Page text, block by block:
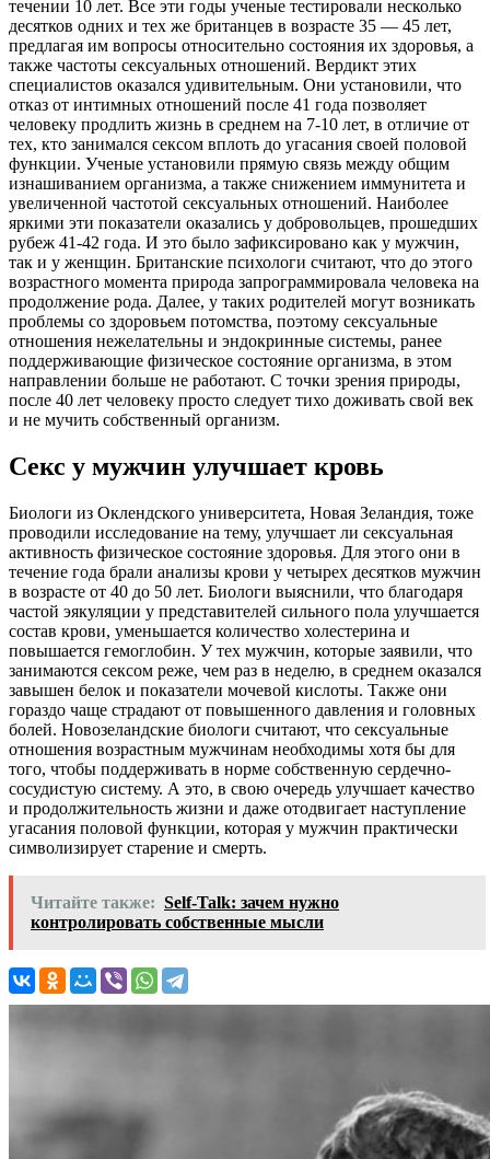
течении 10 лет. Все эти годы ученые тестировали несколько
десятков одних и тех же британцев в возрасте 35 — 45 лет,
предлагая им вопросы относительно состояния их здоровья, а
также частоты сексуальных отношений. Вердикт этих
специалистов оказался удивительным. Они установили, что
отказ от интимных отношений после 41 года позволяет
человеку продлить жизнь в среднем на 7-10 лет, в отличие от
тех, кто занимался сексом вплоть до угасания своей половой
функции. Ученые установили прямую связь между общим
изнашиванием организма, а также снижением иммунитета и
увеличенной частотой сексуальных отношений. Наиболее
яркими эти показатели оказались у добровольцев, прошедших
рубеж 41-42 года. И это было зафиксировано как у мужчин,
так и у женщин. Британские психологи считают, что до этого
возрастного момента природа запрограммировала человека на
продолжение рода. Далее, у таких родителей могут возникать
проблемы со здоровьем потомства, поэтому сексуальные
отношения нежелательны и эндокринные системы, ранее
поддерживающие физическое состояние организма, в этом
направлении больше не работают. С точки зрения природы,
после 40 лет человеку просто следует тихо доживать свой век
и не мучить собственный организм.
Секс у мужчин улучшает кровь
Биологи из Оклендского университета, Новая Зеландия, тоже
проводили исследование на тему, улучшает ли сексуальная
активность физическое состояние здоровья. Для этого они в
течение года брали анализы крови у четырех десятков мужчин
в возрасте от 40 до 50 лет. Биологи выяснили, что благодаря
частой эякуляции у представителей сильного пола улучшается
состав крови, уменьшается количество холестерина и
повышается гемоглобин. У тех мужчин, которые заявили, что
занимаются сексом реже, чем раз в неделю, в среднем оказался
завышен белок и показатели мочевой кислоты. Также они
гораздо чаще страдают от повышенного давления и головных
болей. Новозеландские биологи считают, что сексуальные
отношения возрастным мужчинам необходимы хотя бы для
того, чтобы поддерживать в норме собственную сердечно-
сосудистую систему. А это, в свою очередь улучшает качество
и продолжительность жизни и даже отодвигает наступление
угасания половой функции, которая у мужчин практически
символизирует старение и смерть.
Читайте также: Self-Talk: зачем нужно
контролировать собственные мысли